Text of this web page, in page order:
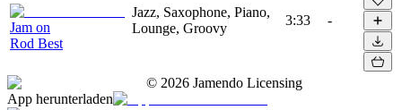
Jam on
Rod Best
Jazz, Saxophone, Piano,
Lounge, Groovy
3:33 -
© 2026 Jamendo Licensing
App herunterladen